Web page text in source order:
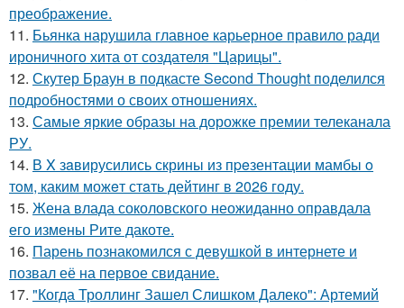
преображение.
11. Бьянка нарушила главное карьерное правило ради
ироничного хита от создателя "Царицы".
12. Скутер Браун в подкасте Second Thought поделился
подробностями о своих отношениях.
13. Самые яркие образы на дорожке премии телеканала
РУ.
14. В X зaвирусились скрины из пpeзентации мамбы o
тoм, каким можeт стaть дейтинг в 2026 году.
15. Жена влада соколовского неожиданно оправдала
его измены Рите дакоте.
16. Парень познакомился с девушкой в интернете и
позвал её на первое свидание.
17. "Когда Троллинг Зашел Слишком Далеко": Артемий